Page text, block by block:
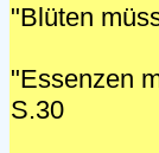
"Blüten
"Essenzen
S.30